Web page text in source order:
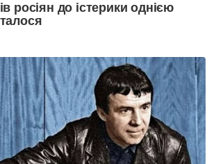
росіян до істерики однією